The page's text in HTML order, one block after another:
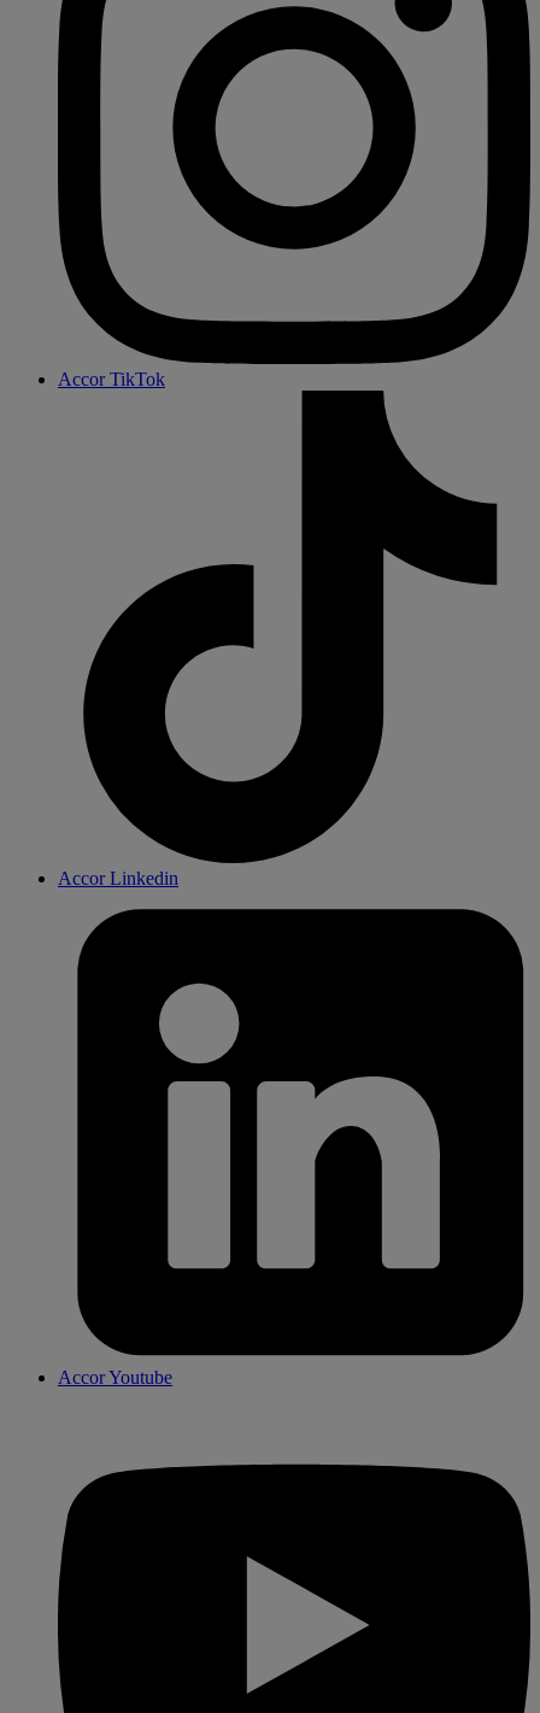
Accor TikTok
Accor Linkedin
Accor Youtube